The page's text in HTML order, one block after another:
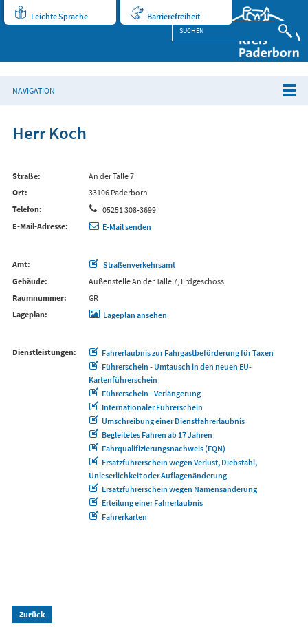
Leichte Sprache Barrierefreiheit
NAVIGATION
Herr Koch
Straße
An der Talle 7
Ort
33106 Paderborn
Telefon
05251 308-3699
E-Mail-Adresse
E-Mail senden
Amt
Straßenverkehrsamt
Gebäude
Außenstelle An der Talle 7, Erdgeschoss
Raumnummer
GR
Lageplan
Lageplan ansehen
Dienstleistungen
Fahrerlaubnis zur Fahrgastbeförderung für Taxen
Führerschein - Umtausch in den neuen EU-
Kartenführerschein
Führerschein - Verlängerung
Internationaler Führerschein
Umschreibung einer Dienstfahrerlaubnis
Begleitetes Fahren ab 17 Jahren
Fahrqualifizierungsnachweis (FQN)
Ersatzführerschein wegen Verlust, Diebstahl,
Unleserlichkeit oder Auflagenänderung
Ersatzführerschein wegen Namensänderung
Erteilung einer Fahrerlaubnis
Fahrerkarten
Zurück